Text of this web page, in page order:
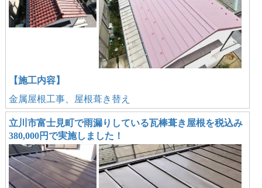
【施工内容】
金属屋根工事、屋根葺き替え
立川市富士見町で雨漏りしている瓦棒葺き屋根を税込み
380,000円で実施しました！